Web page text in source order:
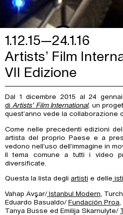
1.12.15—24.1.16
Artists’ Film
VII Edizione
Dal 1 dicembre 2015 al 24
diArtists’ Film International, un
quest’anno vede la collaborazione
Come nelle precedenti edizioni
artista del proprio Paese e a
vedono nell’uso dell’immagine in
Il tema comune a tutti i video
diversificate.
Questa la lista degli artisti e delle
Vahap Avşar/Istanbul Modern ,
Eduardo Basualdo/ Fundación Proa
Tanya Busse ed Emilija Skarnulyte/